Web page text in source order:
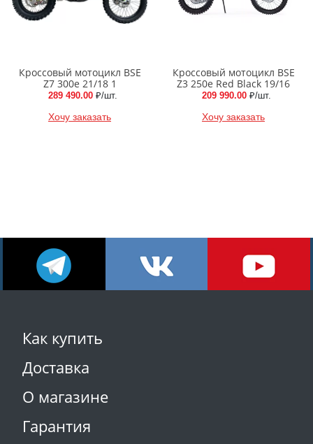
Кроссовый мотоцикл BSE
Z7 300e 21/18 1
289 490.00 ₽/шт.
Хочу заказать
Кроссовый мотоцикл BSE
Z3 250e Red Black 19/16
209 990.00 ₽/шт.
Хочу заказать
Как купить
Доставка
О магазине
Гарантия